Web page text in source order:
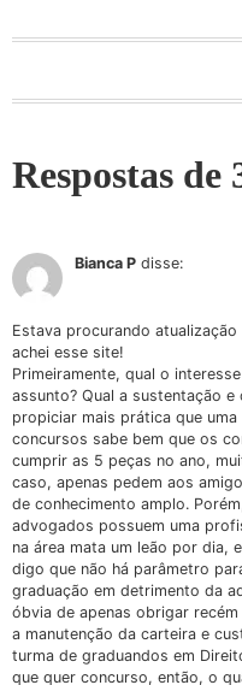
Respostas de
Bianca P disse:
Estava procurando
achei esse site!
Primeiramente, qual o
assunto? Qual a sustentação
propiciar mais prática que
concursos sabe bem que os
cumprir as 5 peças no ano,
caso, apenas pedem aos
de conhecimento amplo.
advogados possuem uma
na área mata um leão por dia,
digo que não há parâmetro
graduação em detrimento da
óbvia de apenas obrigar
a manutenção da carteira e
turma de graduandos em
que quer concurso, então, o